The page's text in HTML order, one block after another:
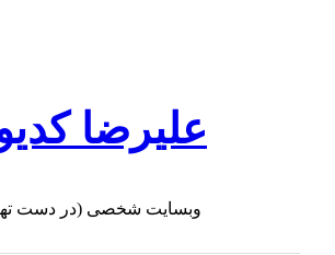
علیرضا
وبسایت شخصی (در دست